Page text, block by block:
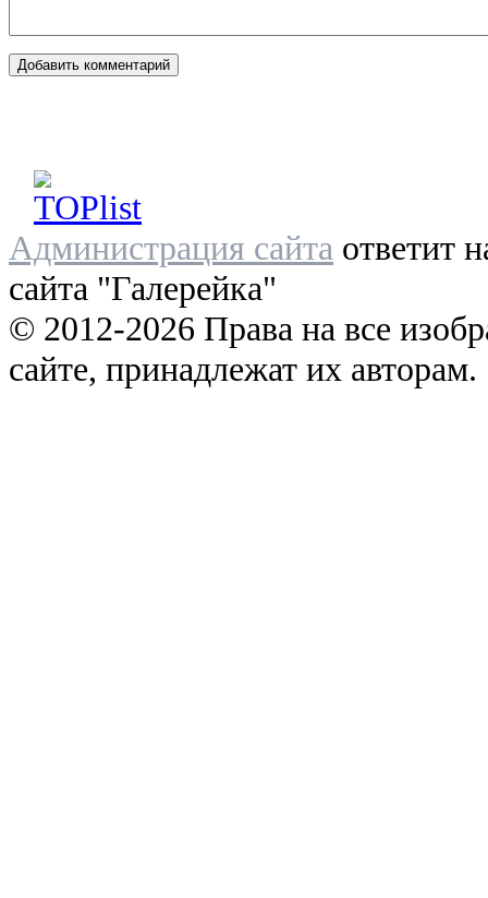
Администрация сайта ответит
сайта "Галерейка"
© 2012-2026 Права на все
сайте, принадлежат их авторам.